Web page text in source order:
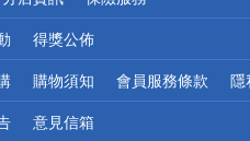
！
得獎公佈
購物須知 會員服務條款 隱
意見信箱